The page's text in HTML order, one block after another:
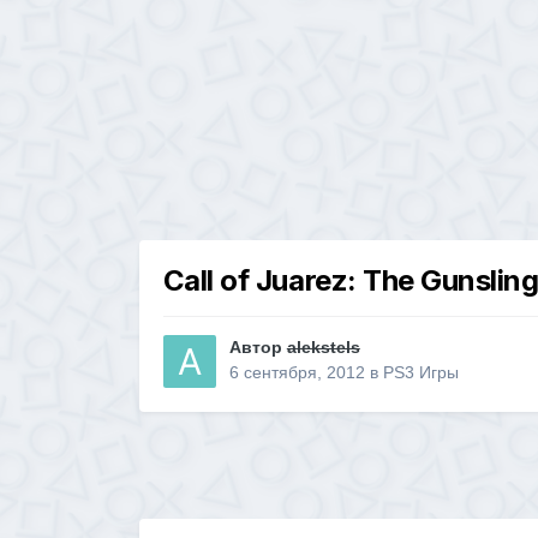
Call of Juarez: The
Авторalekstels
6 сентября, 2012 в PS3 Игры